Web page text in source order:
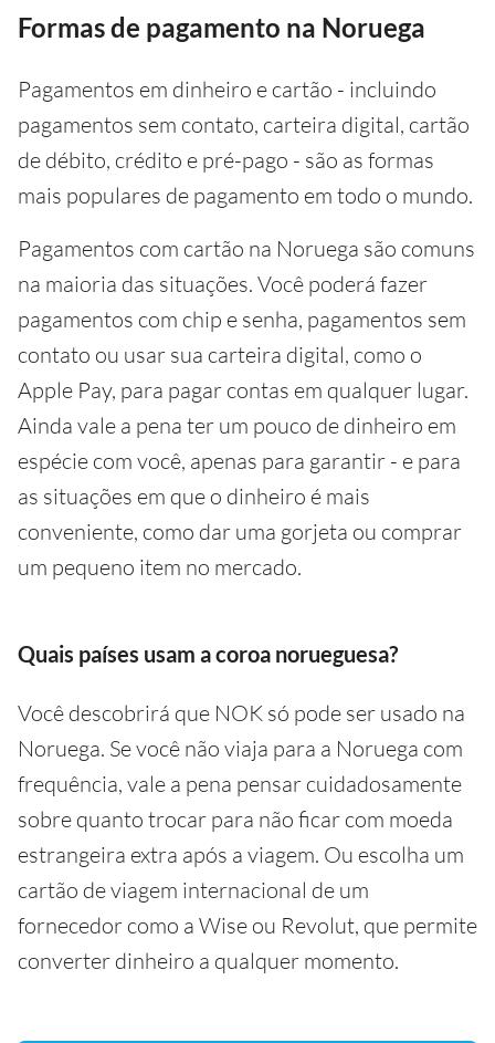
Formas de pagamento na Noruega
Pagamentos em dinheiro e cartão - incluindo
pagamentos sem contato, carteira digital, cartão
de débito, crédito e pré-pago - são as formas
mais populares de pagamento em todo o mundo.
Pagamentos com cartão na Noruega são comuns
na maioria das situações. Você poderá fazer
pagamentos com chip e senha, pagamentos sem
contato ou usar sua carteira digital, como o
Apple Pay, para pagar contas em qualquer lugar.
Ainda vale a pena ter um pouco de dinheiro em
espécie com você, apenas para garantir - e para
as situações em que o dinheiro é mais
conveniente, como dar uma gorjeta ou comprar
um pequeno item no mercado.
Quais países usam a coroa norueguesa?
Você descobrirá que NOK só pode ser usado na
Noruega. Se você não viaja para a Noruega com
frequência, vale a pena pensar cuidadosamente
sobre quanto trocar para não ficar com moeda
estrangeira extra após a viagem. Ou escolha um
cartão de viagem internacional de um
fornecedor como a Wise ou Revolut, que permite
converter dinheiro a qualquer momento.